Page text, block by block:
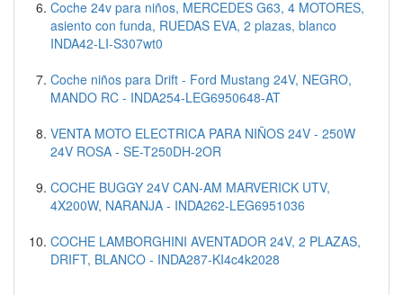
Coche 24v para niños, MERCEDES G63, 4 MOTORES,
asiento con funda, RUEDAS EVA, 2 plazas, blanco
INDA42-LI-S307wt0
Coche niños para Drift - Ford Mustang 24V, NEGRO,
MANDO RC - INDA254-LEG6950648-AT
VENTA MOTO ELECTRICA PARA NIÑOS 24V - 250W
24V ROSA - SE-T250DH-2OR
COCHE BUGGY 24V CAN-AM MARVERICK UTV,
4X200W, NARANJA - INDA262-LEG6951036
COCHE LAMBORGHINI AVENTADOR 24V, 2 PLAZAS,
DRIFT, BLANCO - INDA287-KI4c4k2028